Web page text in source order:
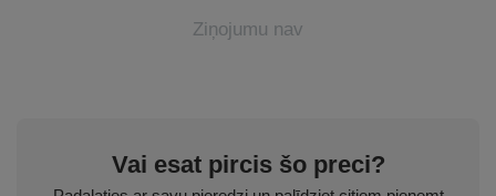
Ziņojumu nav
Vai esat pircis šo preci?